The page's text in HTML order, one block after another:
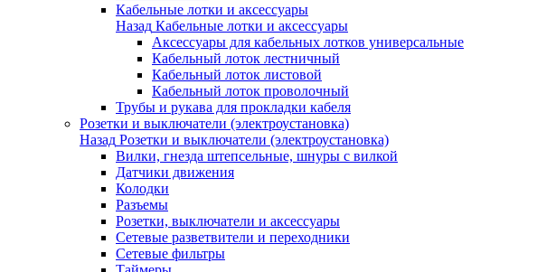
Кабельные лотки и аксессуары
Назад Кабельные лотки и аксессуары
Аксессуары для кабельных лотков универсальные
Кабельный лоток лестничный
Кабельный лоток листовой
Кабельный лоток проволочный
Трубы и рукава для прокладки кабеля
Розетки и выключатели (электроустановка)
Назад Розетки и выключатели (электроустановка)
Вилки, гнезда штепсельные, шнуры с вилкой
Датчики движения
Колодки
Разъемы
Розетки, выключатели и аксессуары
Сетевые разветвители и переходники
Сетевые фильтры